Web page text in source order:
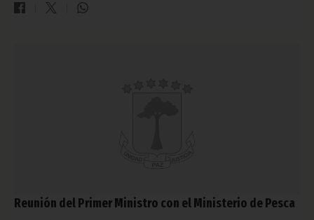
Reunión del Primer Ministro con el Ministerio de Pesca